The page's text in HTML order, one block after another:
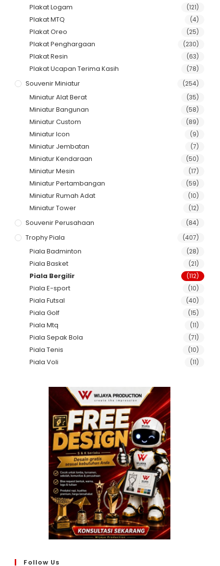
Plakat Logam (121)
Plakat MTQ (4)
Plakat Oreo (25)
Plakat Penghargaan (230)
Plakat Resin (63)
Plakat Ucapan Terima Kasih (78)
Souvenir Miniatur (254)
Miniatur Alat Berat (35)
Miniatur Bangunan (58)
Miniatur Custom (89)
Miniatur Icon (9)
Miniatur Jembatan (7)
Miniatur Kendaraan (50)
Miniatur Mesin (17)
Miniatur Pertambangan (59)
Miniatur Rumah Adat (10)
Miniatur Tower (12)
Souvenir Perusahaan (84)
Trophy Piala (407)
Piala Badminton (28)
Piala Basket (21)
Piala Bergilir (112)
Piala E-sport (10)
Piala Futsal (40)
Piala Golf (15)
Piala Mtq (11)
Piala Sepak Bola (71)
Piala Tenis (10)
Piala Voli (11)
Follow Us